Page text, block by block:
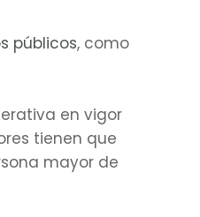
públicos, como
en vigor
tienen que
mayor de